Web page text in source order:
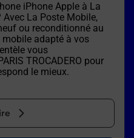
iPhone Apple à La
Avec La Poste Mobile,
ou reconditionné au
adapté à vos
vous
TROCADERO pour
le mieux.